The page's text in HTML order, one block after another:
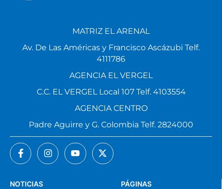
PÁGINAS
NOTICIAS
MATRIZ EL ARENAL
Av. De Las Américas y Francisco Ascázubi Telf.
4111786
AGENCIA EL VERGEL
C.C. EL VERGEL Local 107 Telf. 4103554
AGENCIA CENTRO
Padre Aguirre y G. Colombia Telf. 2824000